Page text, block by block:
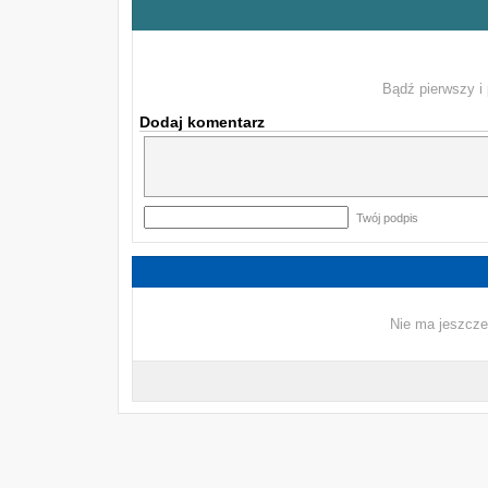
Bądź pierwszy i
Dodaj komentarz
Twój podpis
Nie ma